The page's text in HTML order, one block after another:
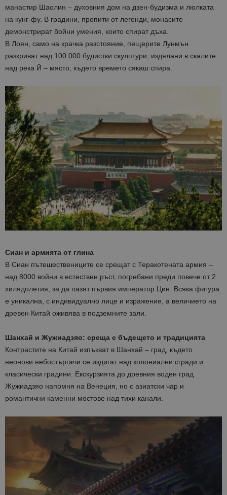
манастир Шаолин – духовния дом на дзен-будизма и люлката
на кунг-фу. В градини, пропити от легенди, монасите
демонстрират бойни умения, които спират дъха.
В Лоян, само на крачка разстояние, пещерите Лунмън
разкриват над 100 000 будистки скулптури, издялани в скалите
над река Й – място, където времето сякаш спира.
Сиан и армията от глина
В Сиан пътешествениците се срещат с Теракотената армия –
над 8000 войни в естествен ръст, погребани преди повече от 2
хилядолетия, за да пазят първия император Цин. Всяка фигура
е уникална, с индивидуално лице и изражение, а величието на
древен Китай оживява в подземните зали.
Шанхай и Жужиадзяо: среща с бъдещето и традицията
Контрастите на Китай изпъкват в Шанхай – град, където
неонови небостъргачи се издигат над колониални сгради и
класически градини. Екскурзията до древния воден град
Жужиадзяо напомня на Венеция, но с азиатски чар и
романтични каменни мостове над тихи канали.